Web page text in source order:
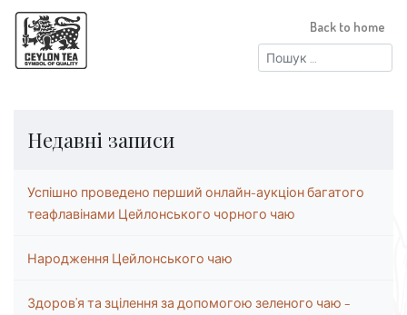
Пошук:
Back to home
Недавні записи
Успішно проведено перший онлайн-аукціон багатого
теафлавінами Цейлонського чорного чаю
Народження Цейлонського чаю
Здоров’я та зцілення за допомогою зеленого чаю –